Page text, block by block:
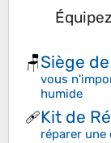
🪑Siège
vous
humide
🩹Kit de
réparer une